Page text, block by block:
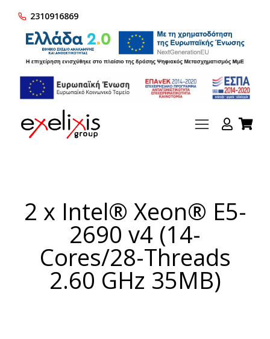
2310916869
2 x Intel® Xeon® E5-
2690 v4 (14-
Cores/28-Threads
2.60 GHz 35MB)